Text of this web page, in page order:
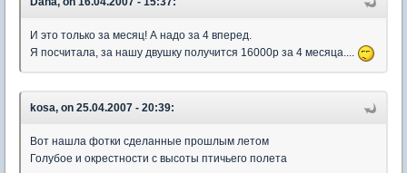
И это только за месяц! А надо за 4 вперед.
Я посчитала, за нашу двушку получится 16000р за 4 месяца....
kosa, on 25.04.2007 - 20:39:
Вот нашла фотки сделанные прошлым летом
Голубое и окрестности с высоты птичьего полета